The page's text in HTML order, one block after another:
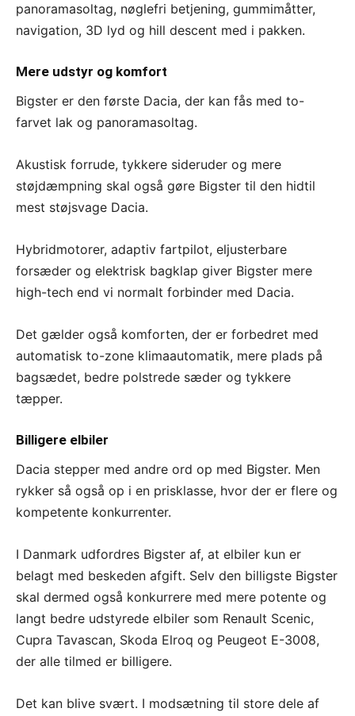
panoramasoltag, nøglefri betjening, gummimåtter,
navigation, 3D lyd og hill descent med i pakken.
Mere udstyr og komfort
Bigster er den første Dacia, der kan fås med to-
farvet lak og panoramasoltag.
Akustisk forrude, tykkere sideruder og mere
støjdæmpning skal også gøre Bigster til den hidtil
mest støjsvage Dacia.
Hybridmotorer, adaptiv fartpilot, eljusterbare
forsæder og elektrisk bagklap giver Bigster mere
high-tech end vi normalt forbinder med Dacia.
Det gælder også komforten, der er forbedret med
automatisk to-zone klimaautomatik, mere plads på
bagsædet, bedre polstrede sæder og tykkere
tæpper.
Billigere elbiler
Dacia stepper med andre ord op med Bigster. Men
rykker så også op i en prisklasse, hvor der er flere og
kompetente konkurrenter.
I Danmark udfordres Bigster af, at elbiler kun er
belagt med beskeden afgift. Selv den billigste Bigster
skal dermed også konkurrere med mere potente og
langt bedre udstyrede elbiler som Renault Scenic,
Cupra Tavascan, Skoda Elroq og Peugeot E-3008,
der alle tilmed er billigere.
Det kan blive svært. I modsætning til store dele af